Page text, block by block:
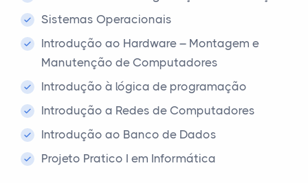
Sistemas Operacionais
Introdução ao Hardware – Montagem e
Manutenção de Computadores
Introdução à lógica de programação
Introdução a Redes de Computadores
Introdução ao Banco de Dados
Projeto Pratico I em Informática